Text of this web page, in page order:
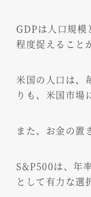
GDPは人口規模
程度捉えること
米国の人口は、
りも、米国市場
また、お金の置
S&P500は、年
として有力な選